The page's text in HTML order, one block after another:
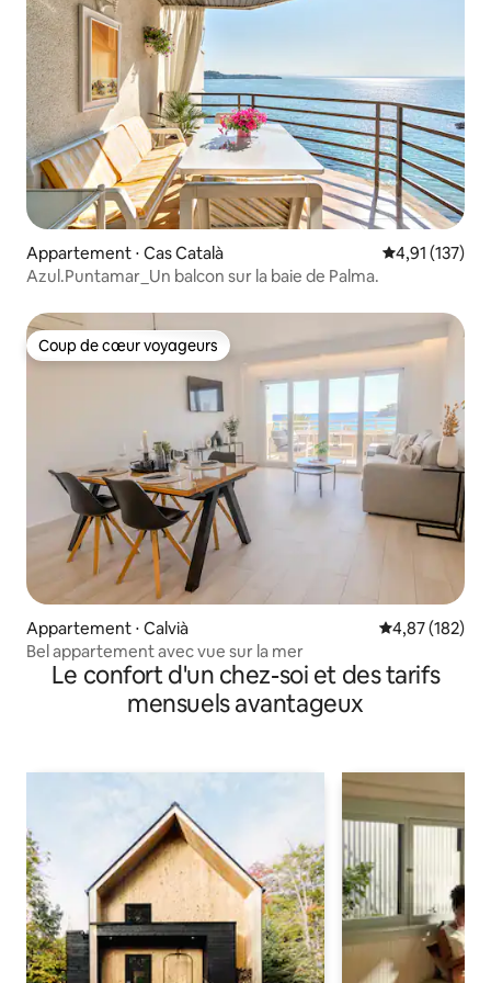
Appartement ⋅ Cas Català Évaluation
4,91 (137)
Azul.Puntamar_Un balcon sur la baie de Palma.
Coup de cœur voyageurs
Coup de cœur voyageurs
Appartement ⋅ Calvià Évaluation
4,87 (182)
Bel appartement avec vue sur la mer
Le confort d'un chez-soi et des tarifs
mensuels avantageux